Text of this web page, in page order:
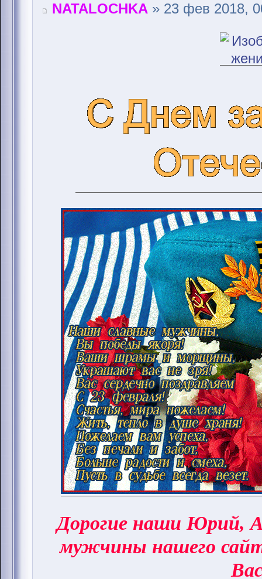
NATALOCHKA » 23 фев 2018,
Дорогие наши Юрий,
мужчины нашего